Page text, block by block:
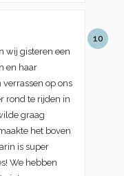
10
wij gisteren een
en haar
op ons
rond te rijden in
graag
het boven
is super
We hebben